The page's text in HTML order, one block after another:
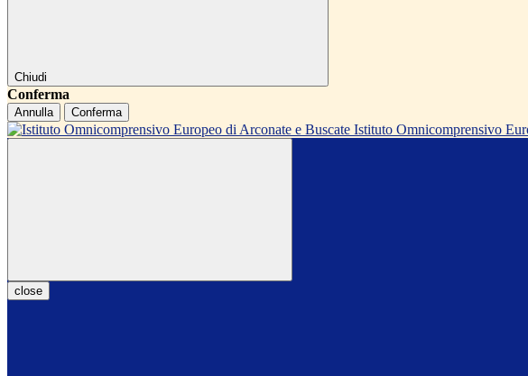
Chiudi
Conferma
Annulla Conferma
Istituto Omnicomprensivo
close